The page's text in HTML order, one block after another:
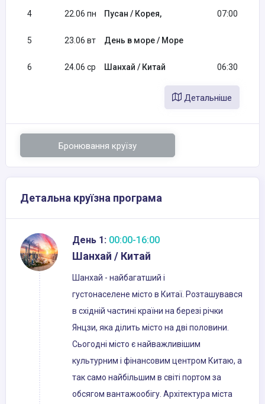
4 22.06 пн Пусан / Корея, 07:00
5 23.06 вт День в море / Море
6 24.06 ср Шанхай / Китай 06:30
Детальніше
Бронювання круїзу
Детальна круїзна програма
День 1: 00:00-16:00
Шанхай / Китай
Шанхай - найбагатший і
густонаселене місто в Китаї. Розташувався
в східній частині країни на березі річки
Янцзи, яка ділить місто на дві половини.
Сьогодні місто є найважливішим
культурним і фінансовим центром Китаю, а
так само найбільшим в світі портом за
обсягом вантажообігу. Архітектура міста